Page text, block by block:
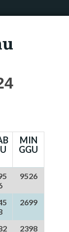
MIN
GGU
9526
2699
2398